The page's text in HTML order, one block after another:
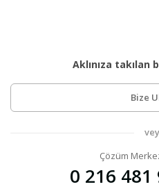
Aklınıza takılan
Bize
Çözüm
0 216 481